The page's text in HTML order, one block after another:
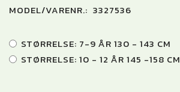
MODEL/VARENR.: 3327536
STØRRELSE: 7-9 ÅR 130 - 143 CM
STØRRELSE: 10 - 12 ÅR 145 -158 CM